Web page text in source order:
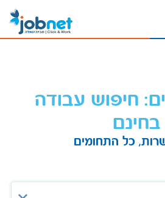
חיפוש עבודה
בחינם
כל התחומים